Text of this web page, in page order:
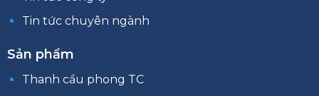
Tin tức chuyên ngành
Sản phẩm
Thanh cầu phong TC